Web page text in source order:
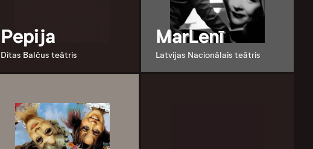
Pepija
Ditas Balčus teātris
MarLenī
Latvijas Nacionālais teātris